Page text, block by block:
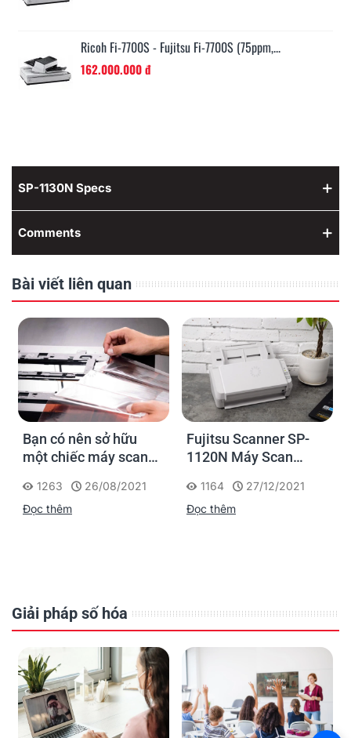
Ricoh Fi-7700S - Fujitsu Fi-7700S (75ppm,...
162.000.000 đ
SP-1130N Specs
Comments
Bài viết liên quan
Bạn có nên sở hữu
một chiếc máy scan
1263
26/08/2021
Đọc thêm
Fujitsu Scanner SP-
1120N Máy Scan
Phòng Người Việt
1164
27/12/2021
Đọc thêm
Giải pháp số hóa